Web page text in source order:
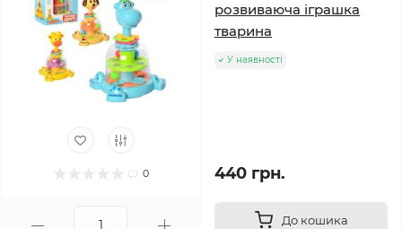
0
розвиваюча іграшка
тварина
У наявності
440 грн.
До кошика